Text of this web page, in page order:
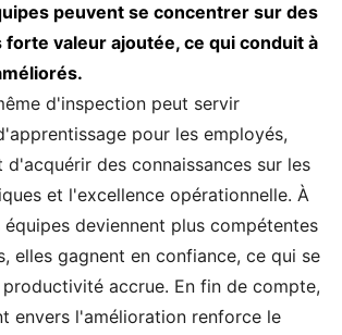
peuvent se concentrer sur des
forte valeur ajoutée, ce qui conduit à
d'inspection peut servir
pour les employés,
d'acquérir des connaissances sur les
et l'excellence opérationnelle. À
équipes deviennent plus compétentes
elles gagnent en confiance, ce qui se
accrue. En fin de compte,
envers l'amélioration renforce le